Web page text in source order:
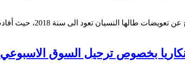
2018، حيث أفادت مصادر نقابية أن هذا الملف عرف اختلالات…
بخصوص ترحيل السوق الاسبوعي